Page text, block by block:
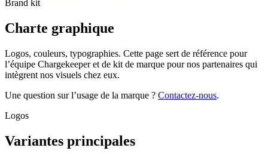
Brand kit
Charte graphique
Logos, couleurs, typographies. Cette page sert de référence pour
l’équipe Chargekeeper et de kit de marque pour nos partenaires qui
intègrent nos visuels chez eux.
Une question sur l’usage de la marque ? Contactez-nous.
Logos
Variantes principales